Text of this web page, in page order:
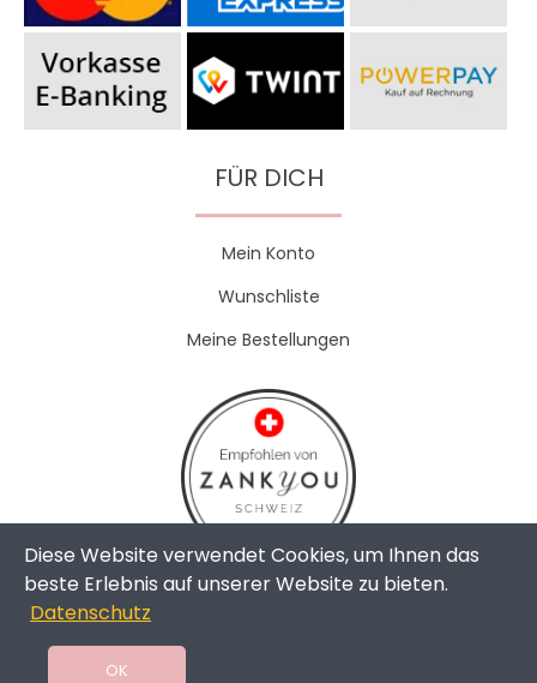
FÜR DICH
Mein Konto
Wunschliste
Meine Bestellungen
Diese Website verwendet Cookies, um Ihnen das
beste Erlebnis auf unserer Website zu bieten.
Datenschutz
OK